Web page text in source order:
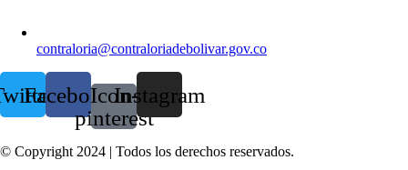
contraloria@contraloriadebolivar.gov.co
FacebookIcon-
pinterest
Instagram
© Copyright 2024 | Todos los derechos reservados.